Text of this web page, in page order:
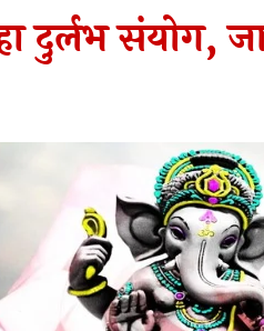
दुर्लभ संयोग,